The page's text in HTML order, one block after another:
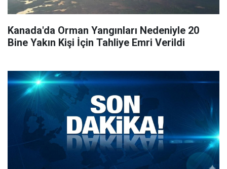
Kanada'da Orman Yangınları Nedeniyle 20
Bine Yakın Kişi İçin Tahliye Emri Verildi